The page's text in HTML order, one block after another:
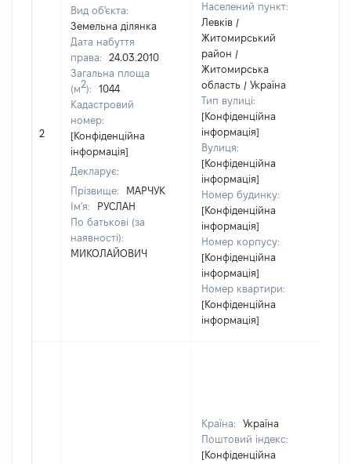
2
Вид об'єкта:
Земельна ділянка
Дата набуття
права:
24.03.2010
Загальна площа
(м2):
1044
Кадастровий
номер:
[Конфіденційна
інформація]
Декларує:
Прізвище:
МАРЧУК
Ім'я:
РУСЛАН
По батькові (за
наявності):
МИКОЛАЙОВИЧ
Населений пункт:
Левків /
Житомирський
район /
Житомирська
область / Україна
Тип вулиці:
[Конфіденційна
інформація]
Вулиця:
[Конфіденційна
інформація]
Номер будинку:
[Конфіденційна
інформація]
Номер корпусу:
[Конфіденційна
інформація]
Номер квартири:
[Конфіденційна
інформація]
Країна:
Україна
Поштовий індекс:
[Конфіденційна